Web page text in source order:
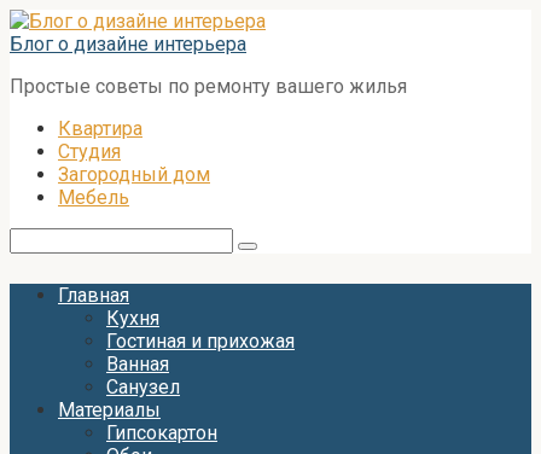
Перейти
к
Блог о дизайне интерьера
Простые советы по ремонту вашего жилья
Квартира
Студия
Загородный дом
Мебель
Главная
Кухня
Гостиная и прихожая
Ванная
Санузел
Материалы
Гипсокартон